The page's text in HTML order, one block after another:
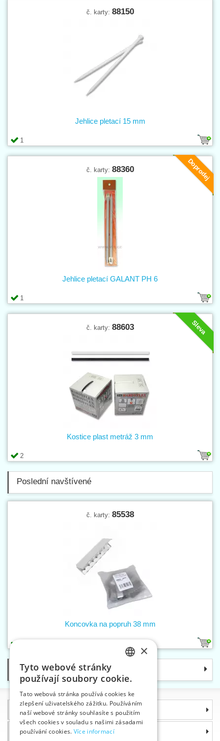
č. karty: 88150
1
Jehlice pletací 15 mm
Doprodej
č. karty: 88360
1
Jehlice pletací GALANT PH 6
Sleva
č. karty: 88603
2
Kostice plast metráž 3 mm
Poslední navštívené
č. karty: 85538
Koncovka na popruh 38 mm
Kategorie
Informace
Proč si zvolit právě nás
ENGLISH
GERMAN
×
Tyto webové stránky
používají soubory cookie.
Tato webová stránka používá cookies ke
zlepšení uživatelského zážitku. Používáním
naší webové stránky souhlasíte s použitím
všech cookies v souladu s našimi zásadami
používání cookies. Více informací